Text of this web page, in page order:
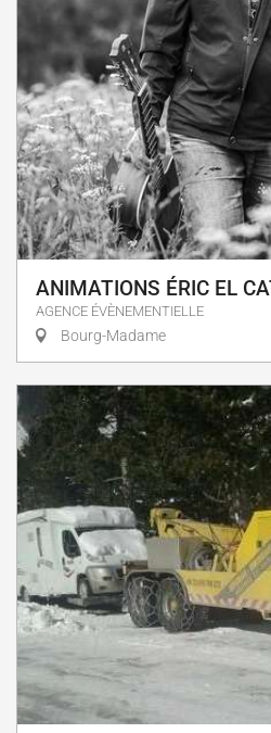
ANIMATIONS ÉRIC EL
AGENCE ÉVÈNEMENTIELLE
Bourg-Madame